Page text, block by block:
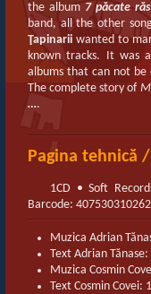
the album 7 păcate
band, all the other
Ţapinarii wanted to
known tracks. It was
albums that can not be
The complete story of
….
Pagina tehnică
1CD • Soft
Barcode:
Muzica Adrian
Text Adrian
Muzica Cosmin
Text Cosmin Covei: